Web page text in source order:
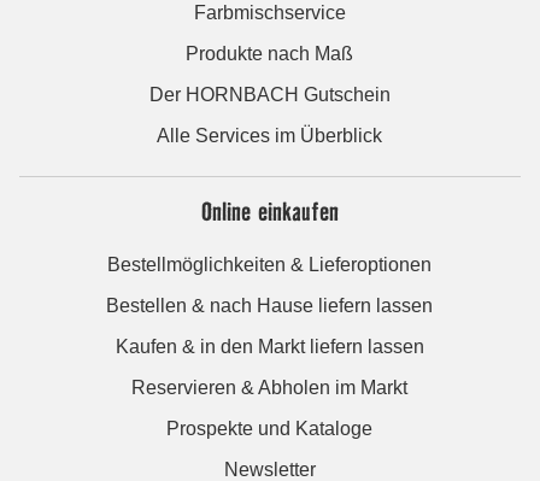
Farbmischservice
Produkte nach Maß
Der HORNBACH Gutschein
Alle Services im Überblick
Online einkaufen
Bestellmöglichkeiten & Lieferoptionen
Bestellen & nach Hause liefern lassen
Kaufen & in den Markt liefern lassen
Reservieren & Abholen im Markt
Prospekte und Kataloge
Newsletter